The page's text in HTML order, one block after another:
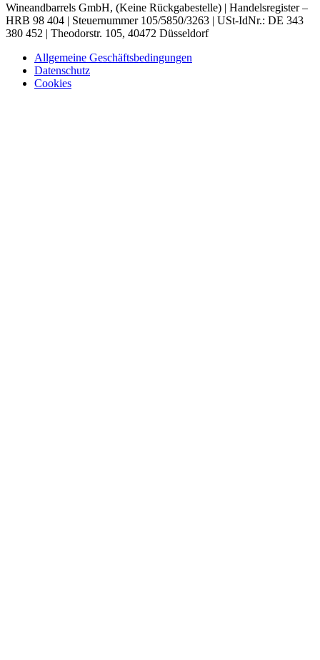
Wineandbarrels GmbH, (Keine Rückgabestelle) | Handelsregister –
HRB 98 404 | Steuernummer 105/5850/3263 | USt-IdNr.: DE 343
380 452 | Theodorstr. 105, 40472 Düsseldorf
Allgemeine Geschäftsbedingungen
Datenschutz
Cookies